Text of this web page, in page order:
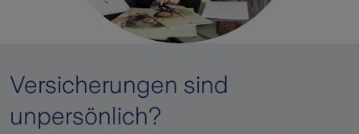
Versicherungen sind
unpersönlich?